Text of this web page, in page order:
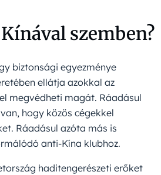
szemben?
biztonsági egyezménye
ellátja azokkal az
megvédheti magát. Ráadásul
hogy közös cégekkel
Ráadásul azóta más is
anti-Kína klubhoz.
haditengerészeti erőket